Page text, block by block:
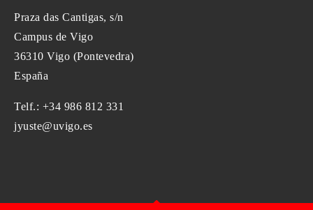
Praza das Cantigas, s/n
Campus de Vigo
36310 Vigo (Pontevedra)
España
Telf.: +34 986 812 331
jyuste@uvigo.es